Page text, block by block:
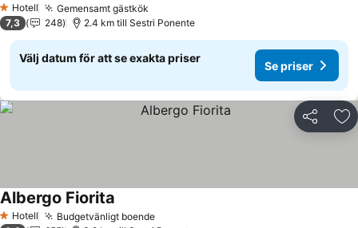
1 Stjärnor
Hotell Gemensamt gästkök
7,3 248 2.4 km till Sestri Ponente
Välj datum för att se exakta priser
Se priser
Dela
1 Stjärnor
Hotell Budgetvänligt boende
Albergo Fiorita